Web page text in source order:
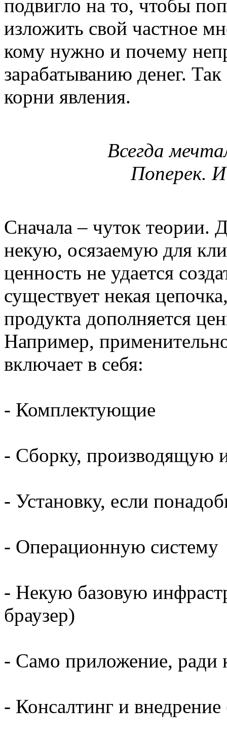
подвигло на то, чтобы
изложить свой частное
кому нужно и почему
зарабатыванию денег.
корни явления.
Всегда
Поперек.
Сначала – чуток теории.
некую, осязаемую для
ценность не удается
существует некая
продукта дополняется
Например,
включает в себя:
- Комплектующие
- Сборку, производящую
- Установку, если
- Операционную систему
- Некую базовую
браузер)
- Само приложение, ради
- Консалтинг и